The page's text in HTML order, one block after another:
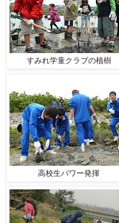
すみれ学童クラブの植樹
高校生パワー発揮